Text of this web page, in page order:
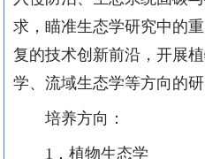
求，瞄准生态学研究中的
复的技术创新前沿，开展
学、流域生态学等方向的研
培养方向：
1 ．植物生态学